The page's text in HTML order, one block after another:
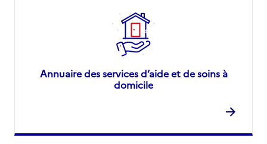
Annuaire des services d’aide et de soins à
domicile